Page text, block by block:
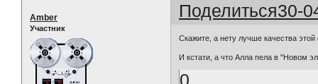
Поделиться30-
Amber
Участник
Скажите, а нету лучше качества
И кстати, а что Алла пела в "Новом
0